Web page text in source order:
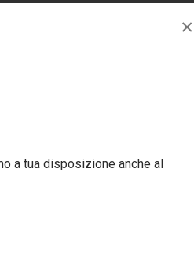
a tua disposizione anche al
×